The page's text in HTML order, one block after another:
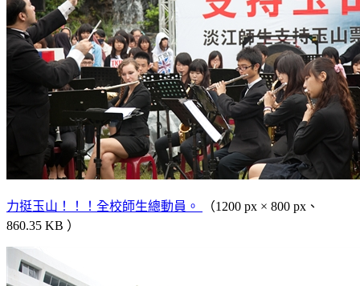
力挺玉山！！！全校師生總動員。
（1200 px × 800 px、
860.35 KB ）